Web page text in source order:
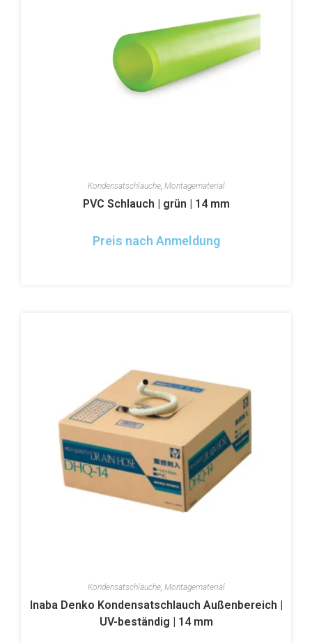
Kondensatschläuche, Montagematerial
PVC Schlauch | grün | 14 mm
Preis nach Anmeldung
Kondensatschläuche, Montagematerial
Inaba Denko Kondensatschlauch Außenbereich |
UV-beständig | 14 mm